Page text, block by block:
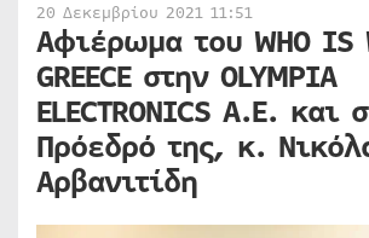
20 Δεκεμβρίου 2021 11:51
Αφιέρωμα του WHO IS
GREECE στην OLYMPIA
ELECTRONICS A.E. και
Πρόεδρό της, κ.
Αρβανιτίδη